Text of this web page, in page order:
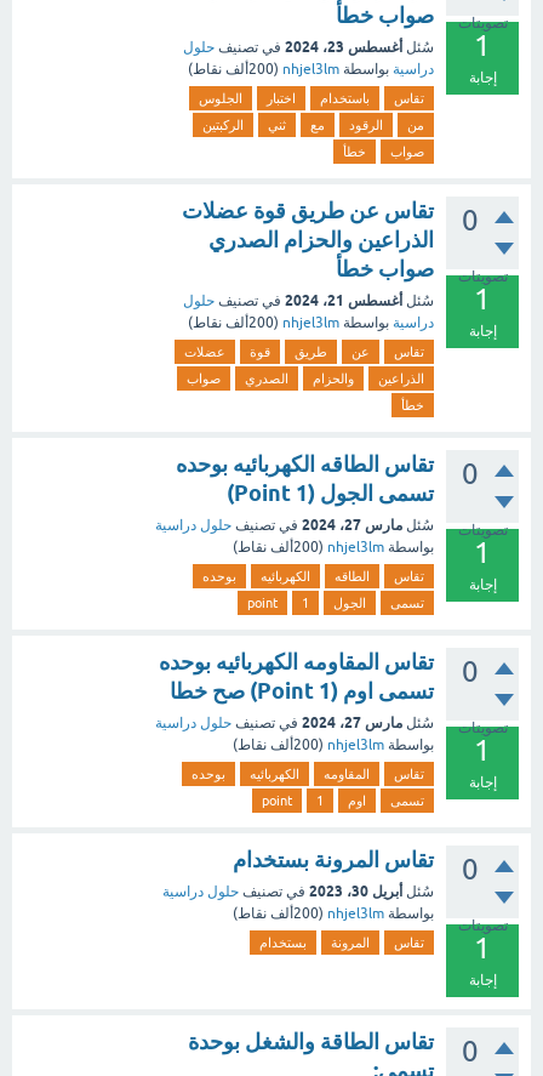
تصويتات
1
إجابة
صواب خطأ
سُئل أغسطس 23، 2024 في تصنيف حلول
دراسية بواسطة nhjel3lm
(200ألف نقاط)
تقاس باستخدام اختبار
الجلوس
من
الرقود مع ثني
الركبتين
صواب
خطأ
0
تصويتات
1
إجابة
تقاس عن طريق قوة عضلات
الذراعين والحزام الصدري
صواب خطأ
سُئل أغسطس 21، 2024 في تصنيف حلول
دراسية بواسطة nhjel3lm
(200ألف نقاط)
تقاس عن طريق قوة
عضلات
الذراعين
والحزام الصدري
صواب
خطأ
0
تصويتات
1
إجابة
تقاس الطاقه الكهربائيه بوحده
تسمى الجول (1 Point)
سُئل مارس 27، 2024 في تصنيف حلول دراسية
بواسطة nhjel3lm
(200ألف نقاط)
تقاس الطاقه الكهربائيه
بوحده
تسمى
الجول 1
point
0
تصويتات
1
إجابة
تقاس المقاومه الكهربائيه بوحده
تسمى اوم (1 Point) صح خطا
سُئل مارس 27، 2024 في تصنيف حلول دراسية
بواسطة nhjel3lm
(200ألف نقاط)
تقاس المقاومه الكهربائيه
بوحده
تسمى
اوم 1
point
0
تصويتات
1
إجابة
تقاس المرونة بستخدام
سُئل أبريل 30، 2023 في تصنيف حلول دراسية
بواسطة nhjel3lm
(200ألف نقاط)
تقاس المرونة بستخدام
0
تقاس الطاقة والشغل بوحدة
تسمى: